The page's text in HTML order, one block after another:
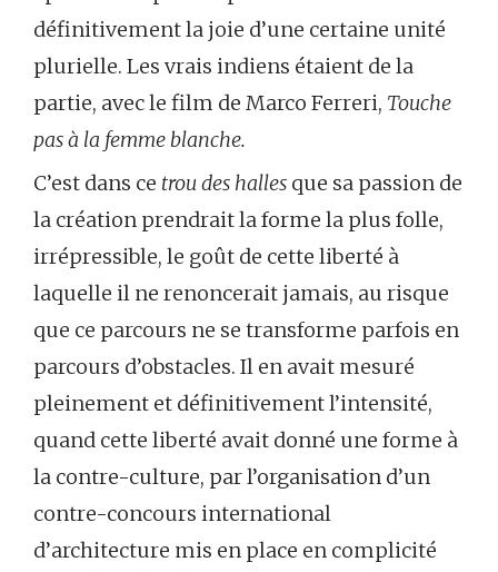
définitivement la joie d’une certaine unité
plurielle. Les vrais indiens étaient de la
partie, avec le film de Marco Ferreri, Touche
pas à la femme blanche.
C’est dans ce trou des halles que sa passion de
la création prendrait la forme la plus folle,
irrépressible, le goût de cette liberté à
laquelle il ne renoncerait jamais, au risque
que ce parcours ne se transforme parfois en
parcours d’obstacles. Il en avait mesuré
pleinement et définitivement l’intensité,
quand cette liberté avait donné une forme à
la contre-culture, par l’organisation d’un
contre-concours international
d’architecture mis en place en complicité